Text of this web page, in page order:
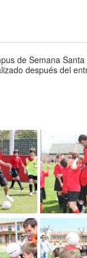
de Semana
después del